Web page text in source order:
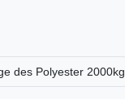
des Polyester 2000kg